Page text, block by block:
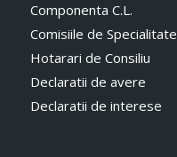
Componenta C.L.
Comisiile de Specialitate
Hotarari de Consiliu
Declaratii de avere
Declaratii de interese